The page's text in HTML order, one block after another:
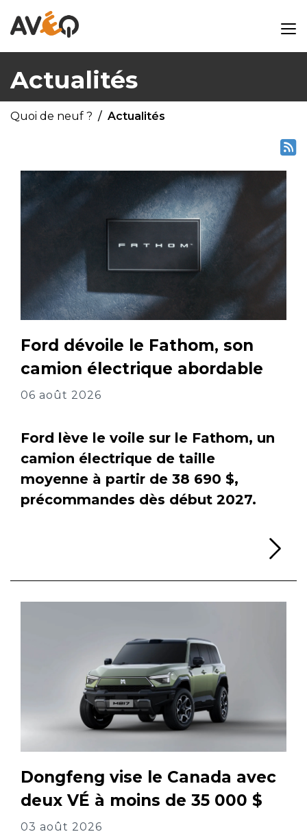
Actualités
Quoi de neuf ? Actualités
Ford dévoile le Fathom, son
camion électrique abordable
06 août 2026
Ford lève le voile sur le Fathom, un
camion électrique de taille
moyenne à partir de 38 690 $,
précommandes dès début 2027.
Dongfeng vise le Canada avec
deux VÉ à moins de 35 000 $
03 août 2026